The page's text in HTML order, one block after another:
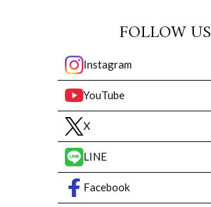
FOLLOW US
Instagram
YouTube
X
LINE
Facebook